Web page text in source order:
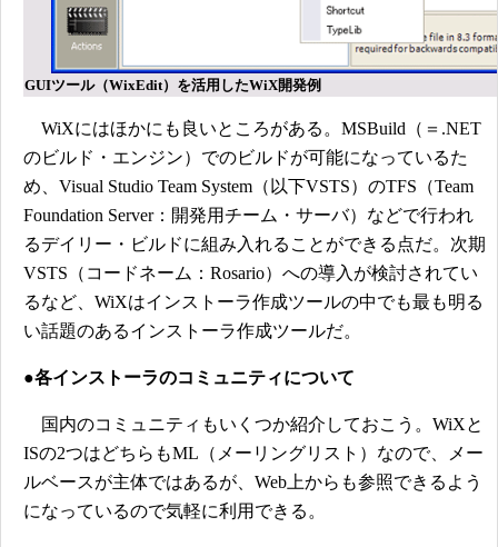
GUIツール（WixEdit）を活用したWiX開発例
WiXにはほかにも良いところがある。MSBuild（＝.NET
のビルド・エンジン）でのビルドが可能になっているた
め、Visual Studio Team System（以下VSTS）のTFS（Team
Foundation Server：開発用チーム・サーバ）などで行われ
るデイリー・ビルドに組み入れることができる点だ。次期
VSTS（コードネーム：Rosario）への導入が検討されてい
るなど、WiXはインストーラ作成ツールの中でも最も明る
い話題のあるインストーラ作成ツールだ。
●各インストーラのコミュニティについて
国内のコミュニティもいくつか紹介しておこう。WiXと
ISの2つはどちらもML（メーリングリスト）なので、メー
ルベースが主体ではあるが、Web上からも参照できるよう
になっているので気軽に利用できる。